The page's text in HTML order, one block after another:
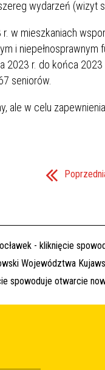
wydarzeń (wizyt
w mieszkaniach
i
2023 r. do końca 2023
seniorów.
ale w celu